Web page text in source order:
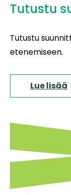
Tutustu
Tutustu
etenemiseen.
Lue lisää